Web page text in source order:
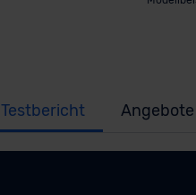
Testbericht Angebote